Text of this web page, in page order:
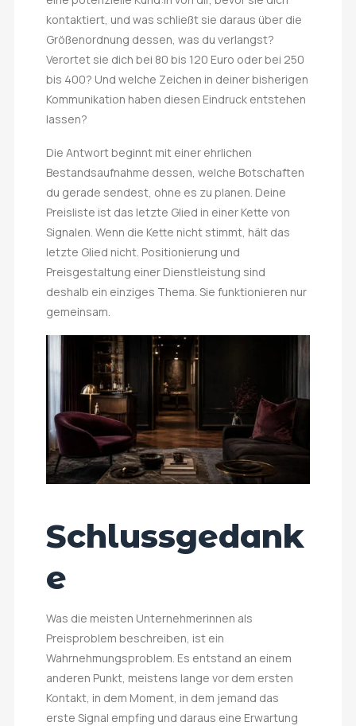
kontaktiert, und was schließt sie daraus über die
Größenordnung dessen, was du verlangst?
Verortet sie dich bei 80 bis 120 Euro oder bei 250
bis 400? Und welche Zeichen in deiner bisherigen
Kommunikation haben diesen Eindruck entstehen
lassen?
Die Antwort beginnt mit einer ehrlichen
Bestandsaufnahme dessen, welche Botschaften
du gerade sendest, ohne es zu planen. Deine
Preisliste ist das letzte Glied in einer Kette von
Signalen. Wenn die Kette nicht stimmt, hält das
letzte Glied nicht. Positionierung und
Preisgestaltung einer Dienstleistung sind
deshalb ein einziges Thema. Sie funktionieren nur
gemeinsam.
Schlussgedank
e
Was die meisten Unternehmerinnen als
Preisproblem beschreiben, ist ein
Wahrnehmungsproblem. Es entstand an einem
anderen Punkt, meistens lange vor dem ersten
Kontakt, in dem Moment, in dem jemand das
erste Signal empfing und daraus eine Erwartung